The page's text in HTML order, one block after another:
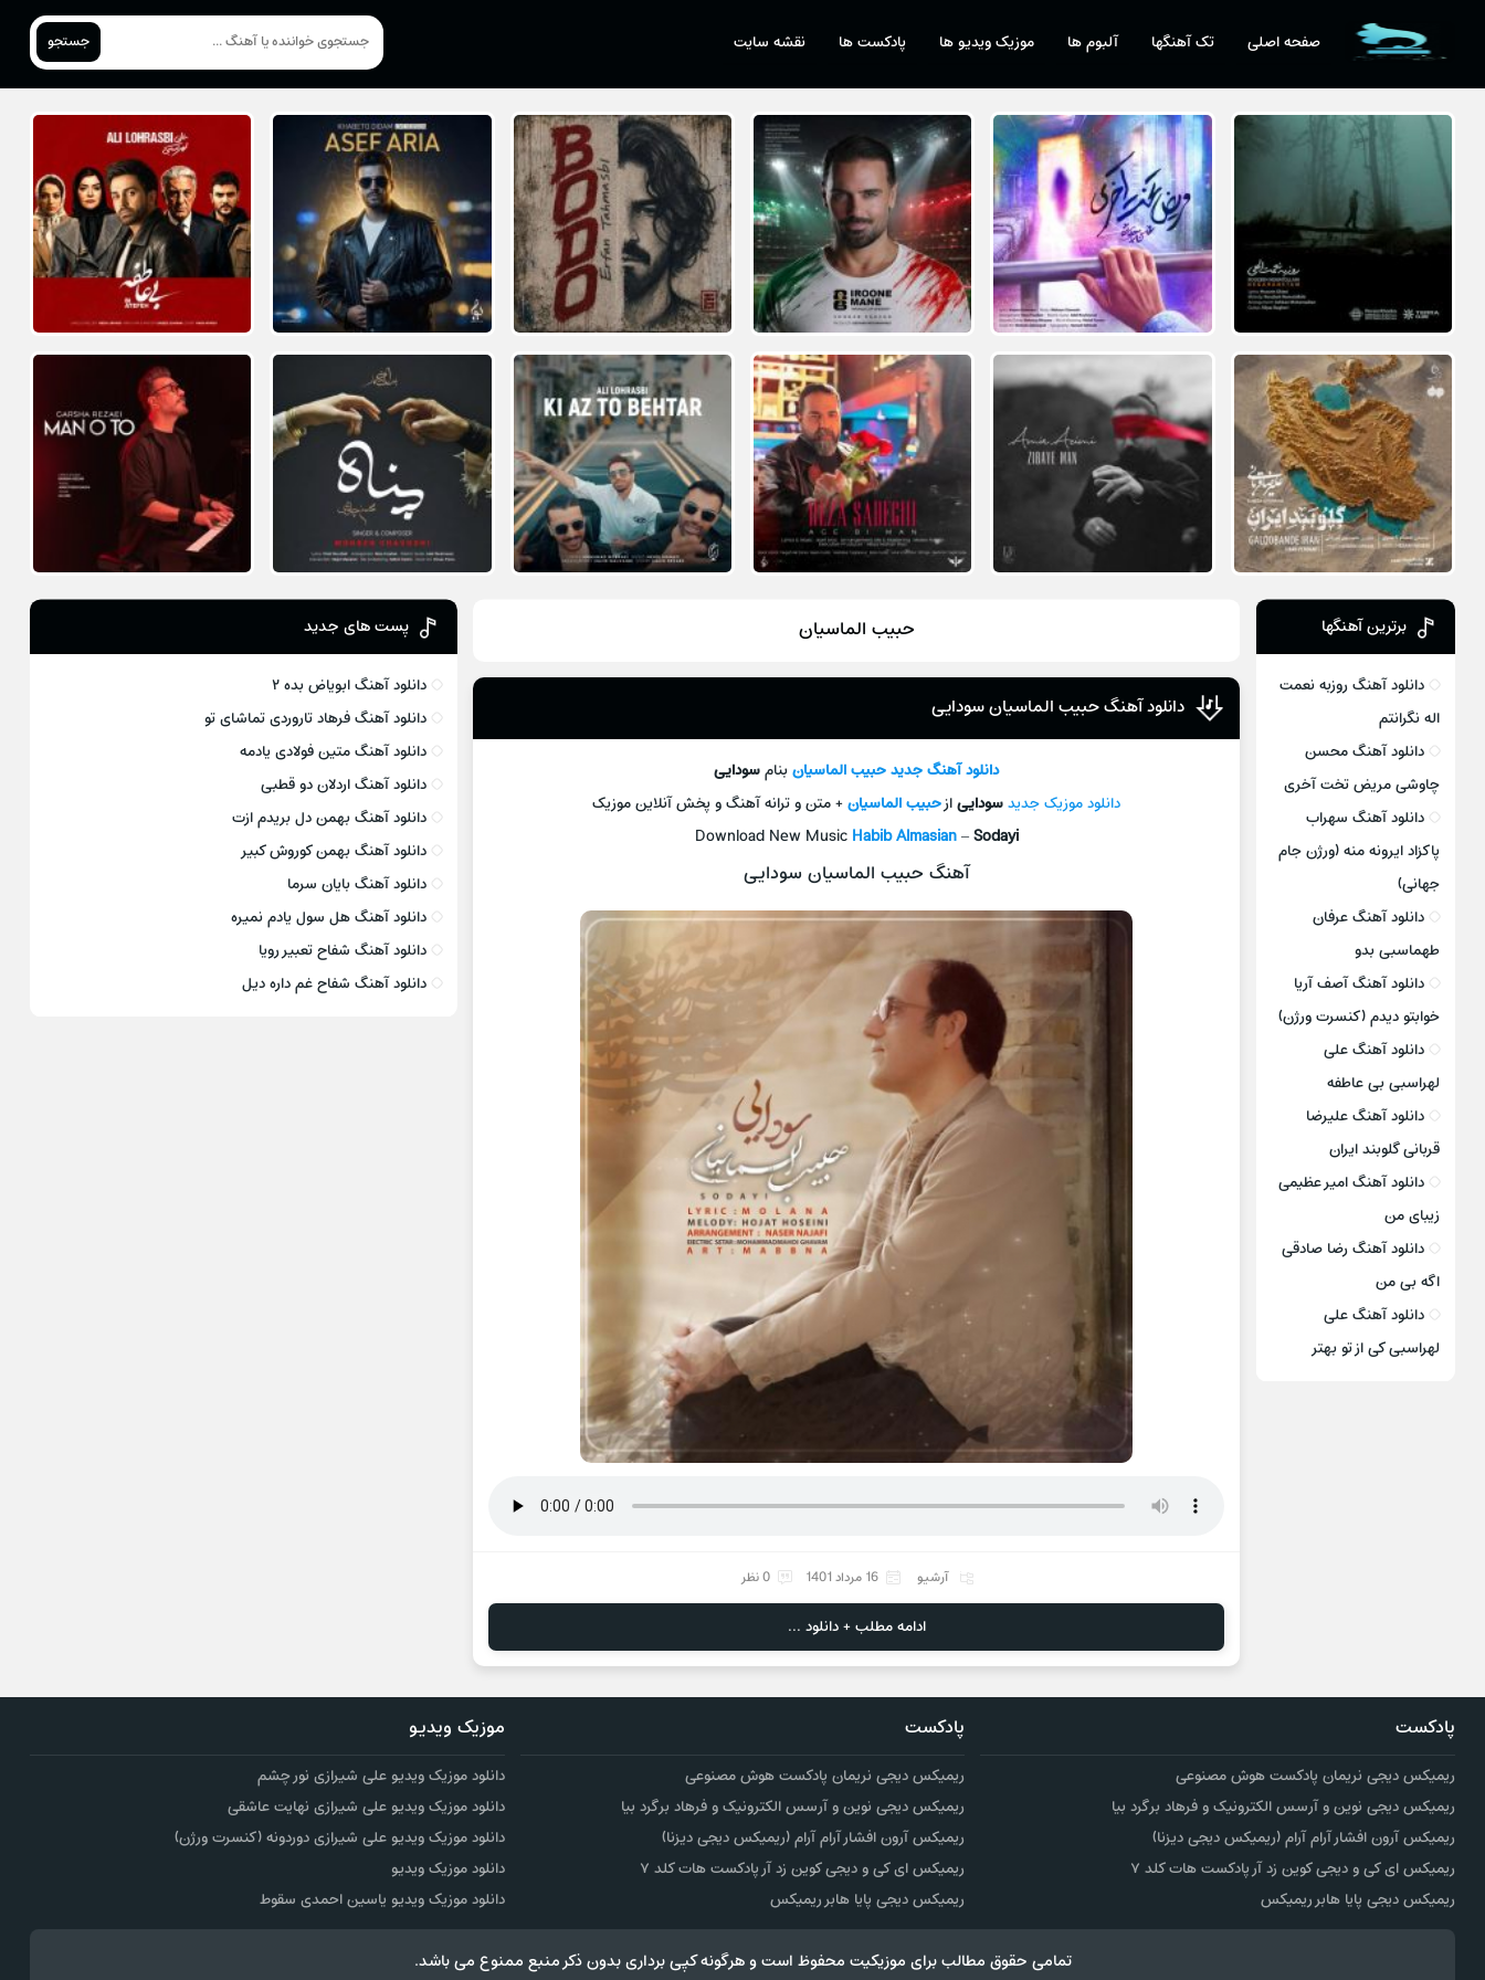
صفحه اصلی تک آهنگها آلبوم ها موزیک ویدیو ها پادکست ها نقشه سایت جستجو
حبیب الماسیان
دانلود آهنگ حبیب الماسیان سودایی
دانلود آهنگ جديدحبیب الماسیانبنامسودایی
دانلود موزیک جديدسوداییازحبیب الماسیان+ متن و ترانه آهنگ و پخش آنلاين موزيک
Download New Music Habib Almasian–Sodayi
آهنگ حبیب الماسیان سودایی
آرشیو 16 مرداد 1401 0 نظر
ادامه مطلب + دانلود ...
برترین آهنگها
دانلود آهنگ روزبه نعمت
اله نگرانتم
دانلود آهنگ محسن
چاوشی مریض تخت آخری
دانلود آهنگ سهراب
پاکزاد ایرونه منه (ورژن جام
جهانی)
دانلود آهنگ عرفان
طهماسبی بدو
دانلود آهنگ آصف آریا
خوابتو دیدم (کنسرت ورژن)
دانلود آهنگ علی
لهراسبی بی عاطفه
دانلود آهنگ علیرضا
قربانی گلوبند ایران
دانلود آهنگ امیر عظیمی
زیبای من
دانلود آهنگ رضا صادقی
اگه بی من
دانلود آهنگ علی
لهراسبی کی از تو ‌بهتر
پست های جدید
دانلود آهنگ ابویاض بده ۲
دانلود آهنگ فرهاد تاروردی تماشای تو
دانلود آهنگ متین فولادی یادمه
دانلود آهنگ اردلان دو قطبی
دانلود آهنگ بهمن دل بریدم ازت
دانلود آهنگ بهمن کوروش کبیر
دانلود آهنگ بایان سرما
دانلود آهنگ هل سول یادم نمیره
دانلود آهنگ شفاح تعبیر رویا
دانلود آهنگ شفاح غم داره دیل
پادکست
ریمیکس دیجی نریمان پادکست هوش مصنوعی
ریمیکس دیجی نوین و آرسس الکترونیک و فرهاد برگرد بیا
ریمیکس آرون افشار آرام آرام (ریمیکس دیجی دیزنا)
ریمیکس ای کی و دیجی کوین زد آر پادکست هات کلد ۷
ریمیکس دیجی پایا هابر ریمیکس
پادکست
ریمیکس دیجی نریمان پادکست هوش مصنوعی
ریمیکس دیجی نوین و آرسس الکترونیک و فرهاد برگرد بیا
ریمیکس آرون افشار آرام آرام (ریمیکس دیجی دیزنا)
ریمیکس ای کی و دیجی کوین زد آر پادکست هات کلد ۷
ریمیکس دیجی پایا هابر ریمیکس
موزیک ویدیو
دانلود موزیک ویدیو علی شیرازی نور چشم
دانلود موزیک ویدیو علی شیرازی نهایت عاشقی
دانلود موزیک ویدیو علی شیرازی دوردونه (کنسرت ورژن)
دانلود موزیک ویدیو
دانلود موزیک ویدیو یاسین احمدی سقوط
تمامی حقوق مطالب برای موزیکیت محفوظ است و هرگونه کپی برداری بدون ذکر منبع ممنوع می باشد.